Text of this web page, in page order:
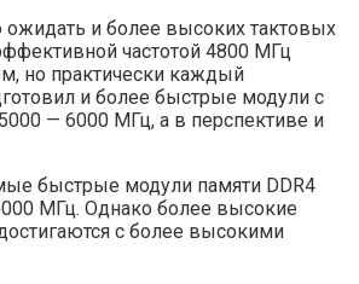
и более высоких тактовых
частотой 4800 МГц
но практически каждый
и более быстрые модули с
— 6000 МГц, а в перспективе и
быстрые модули памяти DDR4
МГц. Однако более высокие
с более высокими